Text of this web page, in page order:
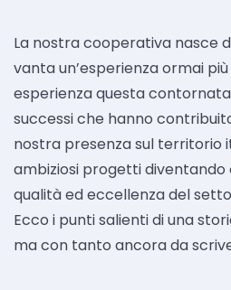
La nostra cooperativa nasce
vanta un’esperienza ormai
esperienza questa
successi che hanno
nostra presenza sul territorio
ambiziosi progetti diventando
qualità ed eccellenza del
Ecco i punti salienti di una
ma con tanto ancora da